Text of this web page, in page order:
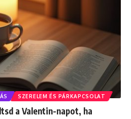
SZERELEM ÉS PÁRKAPCSOLAT
a Valentin-napot, ha